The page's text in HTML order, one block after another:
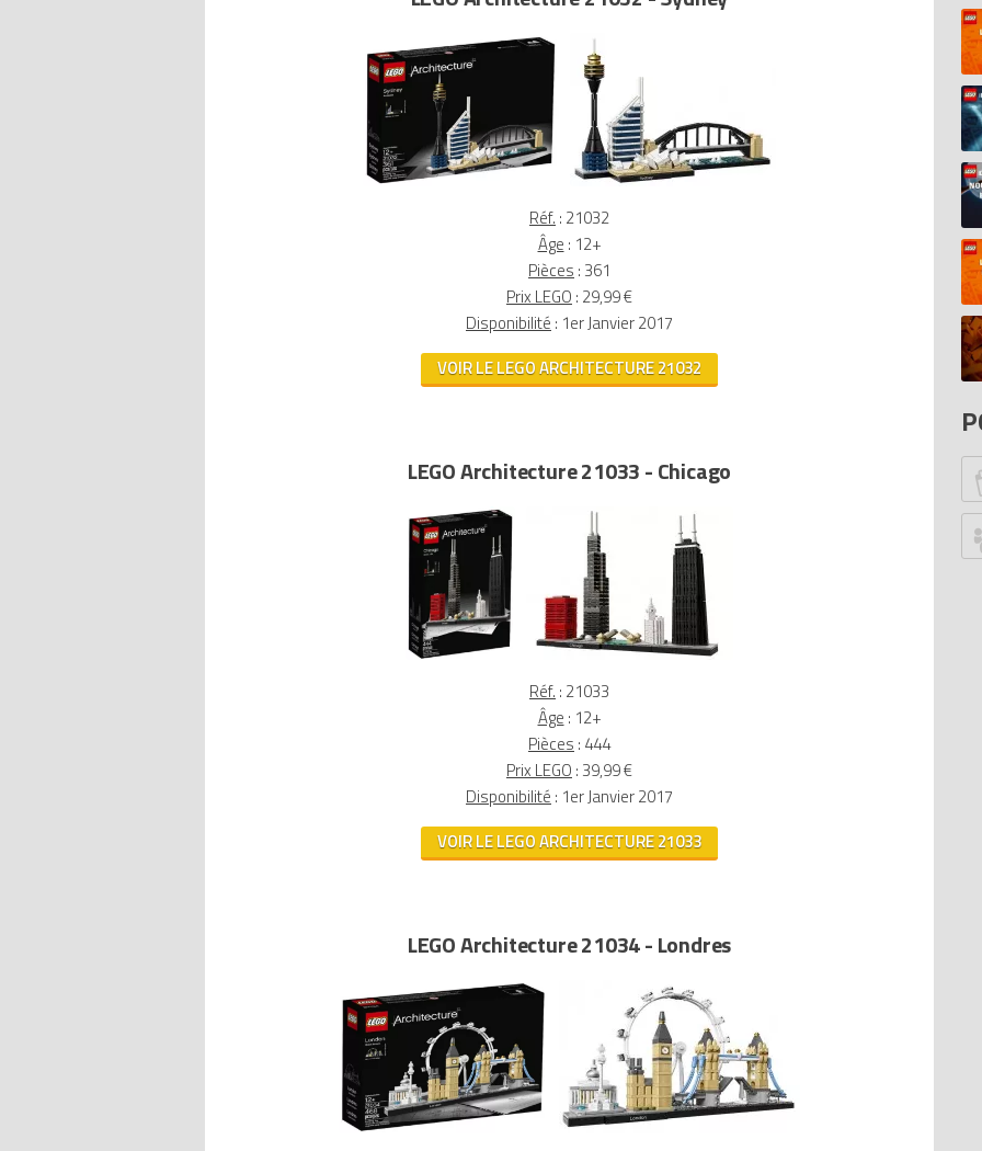
Réf. : 21032
Âge : 12+
Pièces : 361
Prix LEGO : 29,99 €
Disponibilité : 1er Janvier 2017
VOIR LE LEGO ARCHITECTURE 21032
LEGO Architecture 21033 - Chicago
Réf. : 21033
Âge : 12+
Pièces : 444
Prix LEGO : 39,99 €
Disponibilité : 1er Janvier 2017
VOIR LE LEGO ARCHITECTURE 21033
LEGO Architecture 21034 - Londres